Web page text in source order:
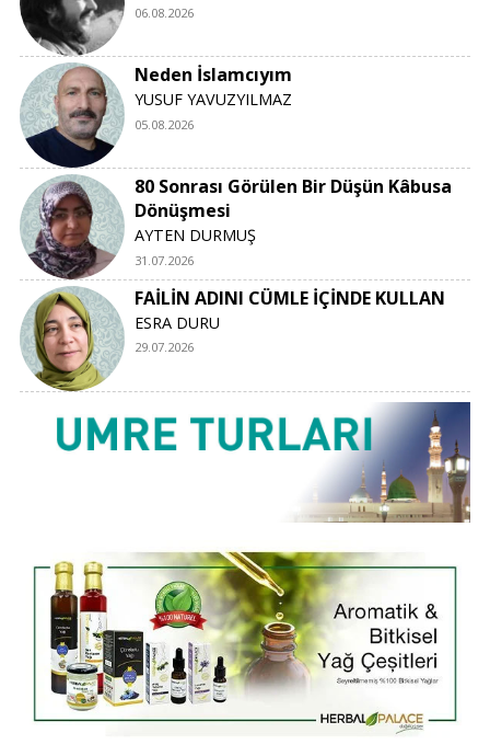
06.08.2026
Neden İslamcıyım
YUSUF YAVUZYILMAZ
05.08.2026
80 Sonrası Görülen Bir Düşün Kâbusa
Dönüşmesi
AYTEN DURMUŞ
31.07.2026
FAİLİN ADINI CÜMLE İÇİNDE KULLAN
ESRA DURU
29.07.2026